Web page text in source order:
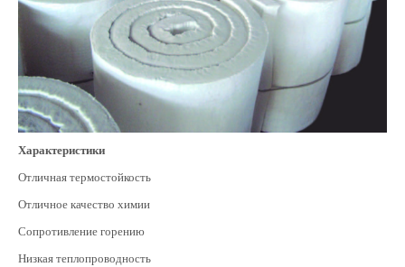
Характеристики
Отличная термостойкость
Отличное качество химии
Сопротивление горению
Низкая теплопроводность